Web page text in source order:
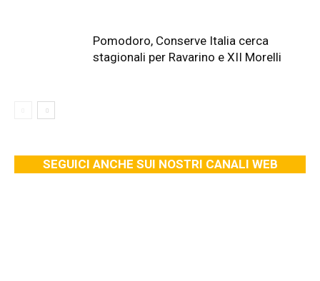
Pomodoro, Conserve Italia cerca
stagionali per Ravarino e XII Morelli
SEGUICI ANCHE SUI NOSTRI CANALI WEB